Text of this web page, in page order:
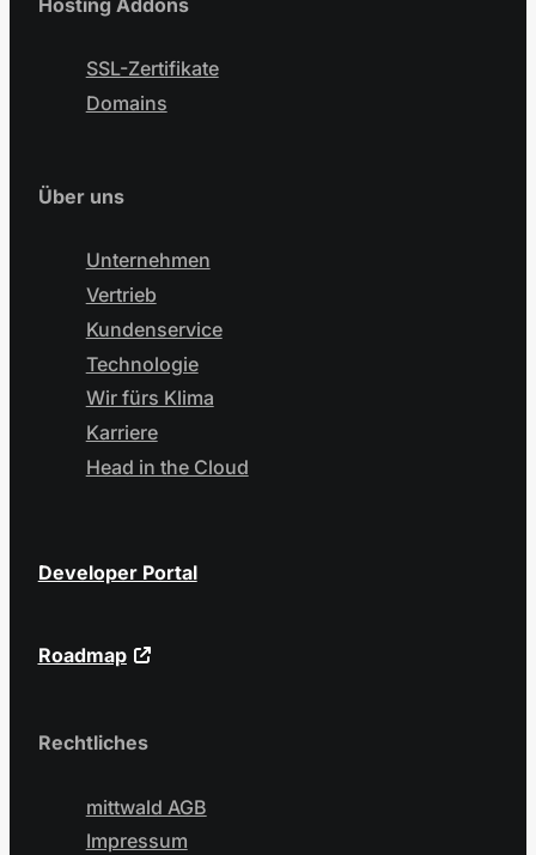
SSL-Zertifikate
Domains
Über uns
Unternehmen
Vertrieb
Kundenservice
Technologie
Wir fürs Klima
Karriere
Head in the Cloud
Developer Portal
Roadmap
Rechtliches
mittwald AGB
Impressum